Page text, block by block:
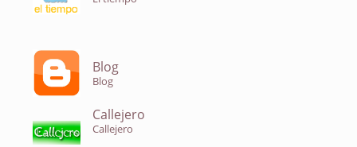
Blog
Blog
Callejero
Callejero